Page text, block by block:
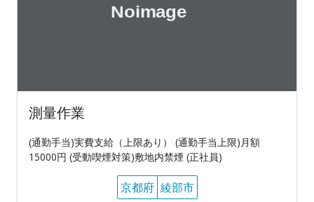
測量作業
(通勤手当)実費支給（上限あり） (通勤手当上限)月額
15000円 (受動喫煙対策)敷地内禁煙 (正社員)
京都府 綾部市